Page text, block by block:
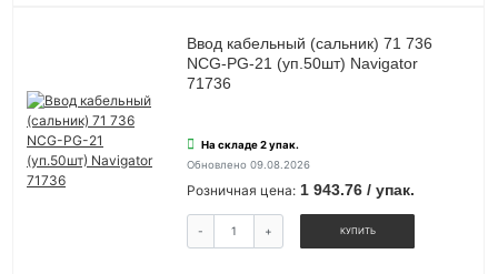
Ввод кабельный (сальник) 71 736
NCG-PG-21 (уп.50шт) Navigator
71736
На складе 2 упак.
Обновлено 09.08.2026
Розничная цена: 1 943.76 / упак.
- + КУПИТЬ